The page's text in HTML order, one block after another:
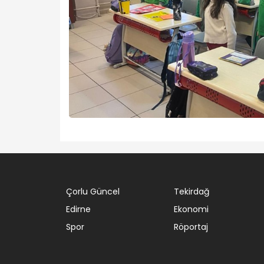
Çorlu Güncel
Tekirdağ
Edirne
Ekonomi
Spor
Röportaj